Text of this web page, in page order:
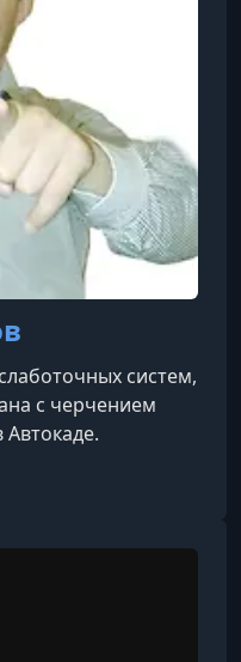
систем,
с черчением